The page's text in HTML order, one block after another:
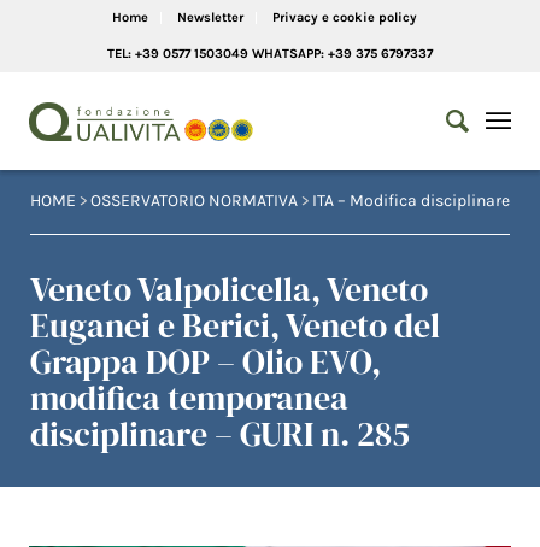
Home Newsletter Privacy e cookie policy
TEL: +39 0577 1503049 WHATSAPP: +39 375 6797337
HOME >OSSERVATORIO NORMATIVA > ITA – Modifica disciplinare
Veneto Valpolicella, Veneto
Euganei e Berici, Veneto del
Grappa DOP – Olio EVO,
modifica temporanea
disciplinare – GURI n. 285